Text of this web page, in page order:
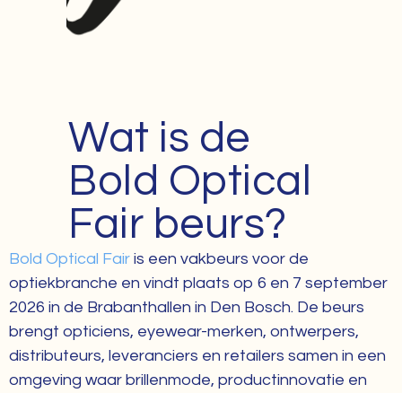
Wat is de
Bold Optical
Fair beurs?
Bold Optical Fair is een vakbeurs voor de
optiekbranche en vindt plaats op 6 en 7 september
2026 in de Brabanthallen in Den Bosch. De beurs
brengt opticiens, eyewear-merken, ontwerpers,
distributeurs, leveranciers en retailers samen in een
omgeving waar brillenmode, productinnovatie en